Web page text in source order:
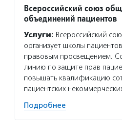
Всероссийский союз
объединений пациентов
Услуги: Всероссийский
организует школы
правовым просвещением.
линию по защите прав
повышать квалификацию
пациентских
Подробнее